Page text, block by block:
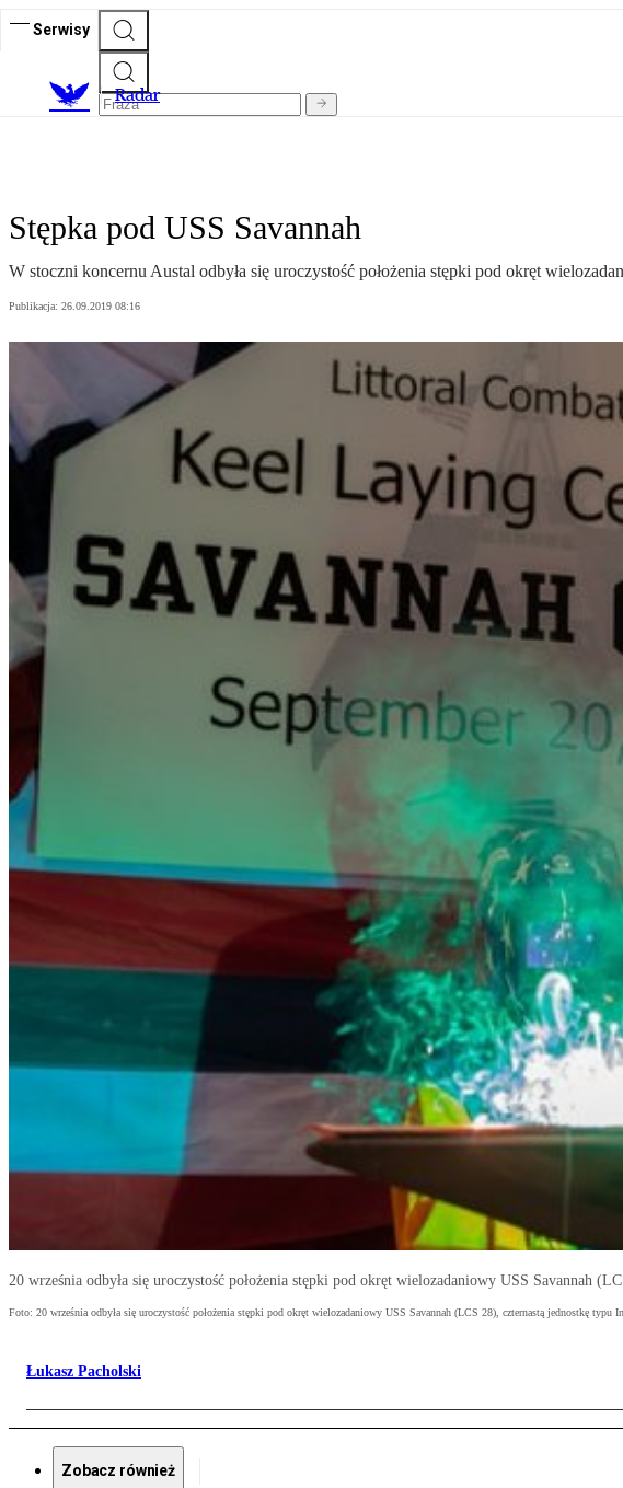
Serwisy
Radar
Stępka pod USS Savannah
W stoczni koncernu Austal odbyła się uroczystość położenia stępki pod okręt
Publikacja: 26.09.2019 08:16
20 września odbyła się uroczystość położenia stępki pod okręt wielozadaniowy USS Savannah
Foto: 20 września odbyła się uroczystość położenia stępki pod okręt wielozadaniowy USS Savannah (LCS 28), czternastą jednostkę typu
Łukasz Pacholski
Zobacz również